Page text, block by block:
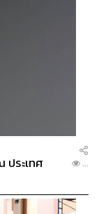
ประเทศ
...